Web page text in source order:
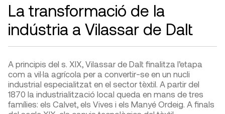
La transformació de la
indústria a Vilassar de Dalt
A principis del s. XIX, Vilassar de Dalt finalitza l’etapa
com a vil·la agrícola per a convertir-se en un nucli
industrial especialitzat en el sector tèxtil. A partir del
1870 la industrialització local queda en mans de tres
famílies: els Calvet, els Vives i els Manyé Ordeig. A finals